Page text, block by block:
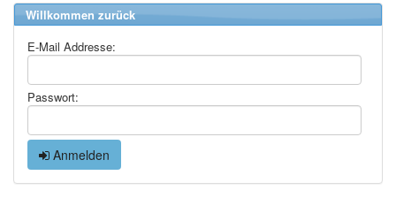
Willkommen zurück
E-Mail Addresse:
Passwort:
Anmelden